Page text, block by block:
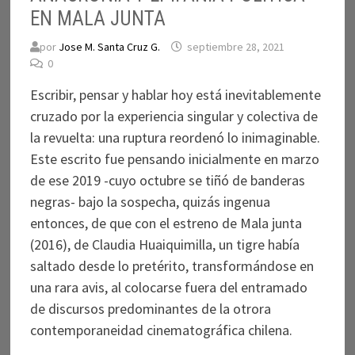
EN MALA JUNTA
por Jose M. Santa Cruz G.
septiembre 28, 2021
0
Escribir, pensar y hablar hoy está inevitablemente
cruzado por la experiencia singular y colectiva de
la revuelta: una ruptura reordenó lo inimaginable.
Este escrito fue pensando inicialmente en marzo
de ese 2019 -cuyo octubre se tiñó de banderas
negras- bajo la sospecha, quizás ingenua
entonces, de que con el estreno de Mala junta
(2016), de Claudia Huaiquimilla, un tigre había
saltado desde lo pretérito, transformándose en
una rara avis, al colocarse fuera del entramado
de discursos predominantes de la otrora
contemporaneidad cinematográfica chilena.